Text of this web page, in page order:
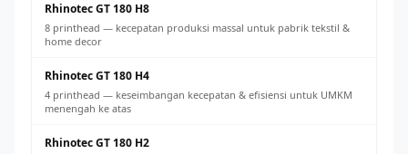
Rhinotec GT 180 H8
8 printhead — kecepatan produksi massal untuk pabrik tekstil &
home decor
Rhinotec GT 180 H4
4 printhead — keseimbangan kecepatan & efisiensi untuk UMKM
menengah ke atas
Rhinotec GT 180 H2